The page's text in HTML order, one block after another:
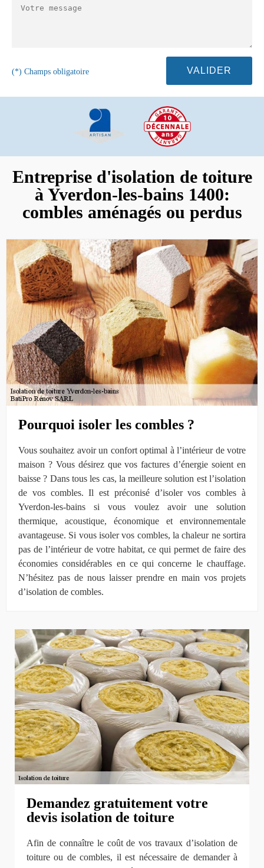
(*) Champs obligatoire
Entreprise d'isolation de toiture
à Yverdon-les-bains 1400:
combles aménagés ou perdus
Pourquoi isoler les combles ?
Vous souhaitez avoir un confort optimal à l’intérieur de votre
maison ? Vous désirez que vos factures d’énergie soient en
baisse ? Dans tous les cas, la meilleure solution est l’isolation
de vos combles. Il est préconisé d’isoler vos combles à
Yverdon-les-bains si vous voulez avoir une solution
thermique, acoustique, économique et environnementale
avantageuse. Si vous isoler vos combles, la chaleur ne sortira
pas de l’intérieur de votre habitat, ce qui permet de faire des
économies considérables en ce qui concerne le chauffage.
N’hésitez pas de nous laisser prendre en main vos projets
d’isolation de combles.
Demandez gratuitement votre
devis isolation de toiture
Afin de connaître le coût de vos travaux d’isolation de
toiture ou de combles, il est nécessaire de demander à